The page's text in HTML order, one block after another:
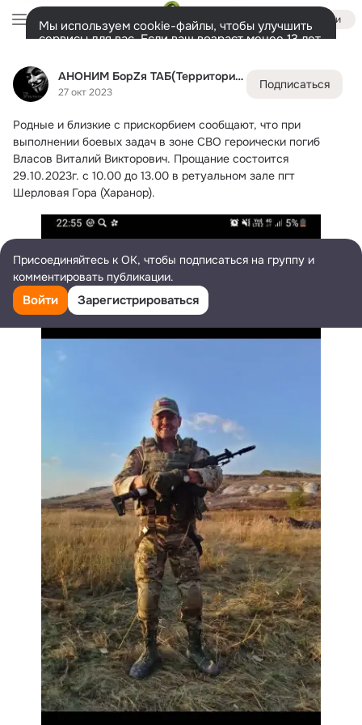
АНОНИМ БорZя ТАБ(Территория Анонимной БорZи)
27 окт 2023
Подписаться
Родные и близкие с прискорбием сообщают, что при
выполнении боевых задач в зоне СВО героически погиб
Власов Виталий Викторович. Прощание состоится
29.10.2023г. с 10.00 до 13.00 в ретуальном зале пгт
Шерловая Гора (Харанор).
Войти
Мы используем cookie-файлы, чтобы улучшить
сервисы для вас. Если ваш возраст менее 13 лет,
представитель.
Разрешить все Настроить
Лента Участники Ещё
Дополнительная
колонка
Всё29 531 Обсуждаемые
Присоединяйтесь к ОК, чтобы подписаться на группу и
комментировать публикации.
Войти Зарегистрироваться